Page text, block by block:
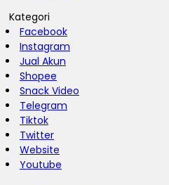
Kategori
Facebook
Instagram
Jual Akun
Shopee
Snack Video
Telegram
Tiktok
Twitter
Website
Youtube